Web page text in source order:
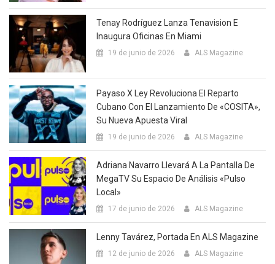
Tenay Rodríguez Lanza Tenavision E
Inaugura Oficinas En Miami
19 de junio de 2026 ALS Magazine
Payaso X Ley Revoluciona El Reparto
Cubano Con El Lanzamiento De «COSITA»,
Su Nueva Apuesta Viral
19 de junio de 2026 ALS Magazine
Adriana Navarro Llevará A La Pantalla De
MegaTV Su Espacio De Análisis «Pulso
Local»
17 de junio de 2026 ALS Magazine
Lenny Tavárez, Portada En ALS Magazine
12 de junio de 2026 ALS Magazine